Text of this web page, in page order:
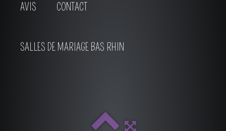
AVIS CONTACT
SALLES DE MARIAGE BAS RHIN